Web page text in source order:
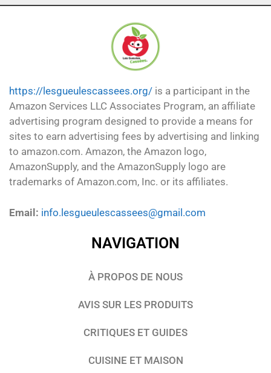
https://lesgueulescassees.org/ is a participant in the
Amazon Services LLC Associates Program, an affiliate
advertising program designed to provide a means for
sites to earn advertising fees by advertising and linking
to amazon.com. Amazon, the Amazon logo,
AmazonSupply, and the AmazonSupply logo are
trademarks of Amazon.com, Inc. or its affiliates.
Email: info.lesgueulescassees@gmail.com
NAVIGATION
À PROPOS DE NOUS
AVIS SUR LES PRODUITS
CRITIQUES ET GUIDES
CUISINE ET MAISON